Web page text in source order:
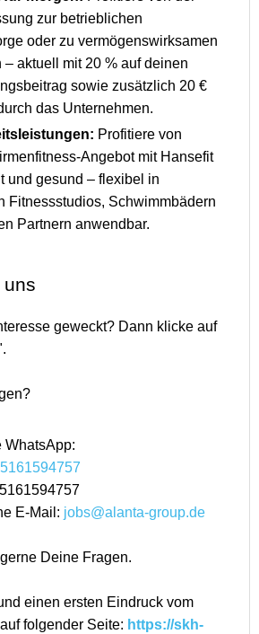
zur betrieblichen
oder zu vermögenswirksamen
– aktuell mit 20 % auf deinen
sowie zusätzlich 20 €
das Unternehmen.
Profitiere von
Angebot mit Hansefit
und gesund – flexibel in
Fitnessstudios, Schwimmbädern
Partnern anwendbar.
uns
geweckt? Dann klicke auf
E-Mail: jobs@alanta-group.de
Deine Fragen.
einen ersten Eindruck vom
folgender Seite: https://skh-